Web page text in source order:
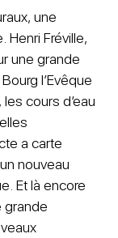
une
Henri Fréville,
une grande
l’Evêque
cours d’eau
a carte
nouveau
Et là encore
grande